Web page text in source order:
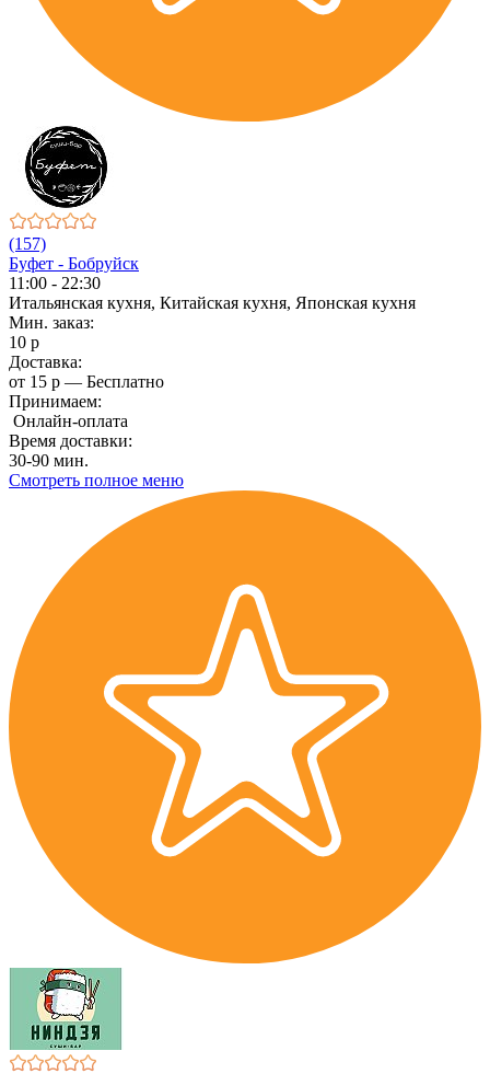
(157)
Буфет - Бобруйск
11:00 - 22:30
Итальянская кухня, Китайская кухня, Японская кухня
Мин. заказ:
10 р
Доставка:
от 15 р — Бесплатно
Принимаем:
Онлайн-оплата
Время доставки:
30-90 мин.
Смотреть полное меню